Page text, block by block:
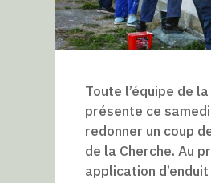
Toute l’équipe de
présente ce
redonner un coup
de la Cherche. Au
application